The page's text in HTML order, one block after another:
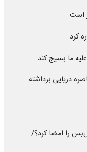
است
کرد
ما بسیج کند
دریایی برداشته
را امضا کرد؟/